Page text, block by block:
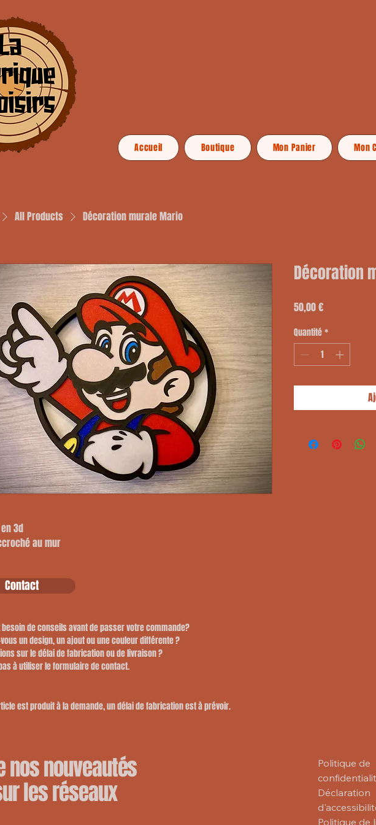
Accueil Boutique Mon Panier Mon
All Products Décoration murale Mario
3d
au mur
Décoration
50,00 €Prix
Quantité*
Contact
besoin de conseils avant de passer votre commande?
un design, un ajout ou une couleur différente ?
sur le délai de fabrication ou de livraison ?
à utiliser le formulaire de contact.
est produit à la demande, un délai de fabrication est à prévoir.
nos nouveautés
les réseaux
Politique de
Déclaration
Politique de